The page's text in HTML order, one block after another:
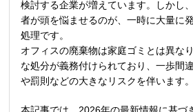
検討する企業が増えています。しかし
者が頭を悩ませるのが、一時に大量に
処理です。
オフィスの廃棄物は家庭ゴミとは異な
な処分が義務付けられており、一歩間
や罰則などの大きなリスクを伴います。
本記事では、2026年の最新情報に基づ